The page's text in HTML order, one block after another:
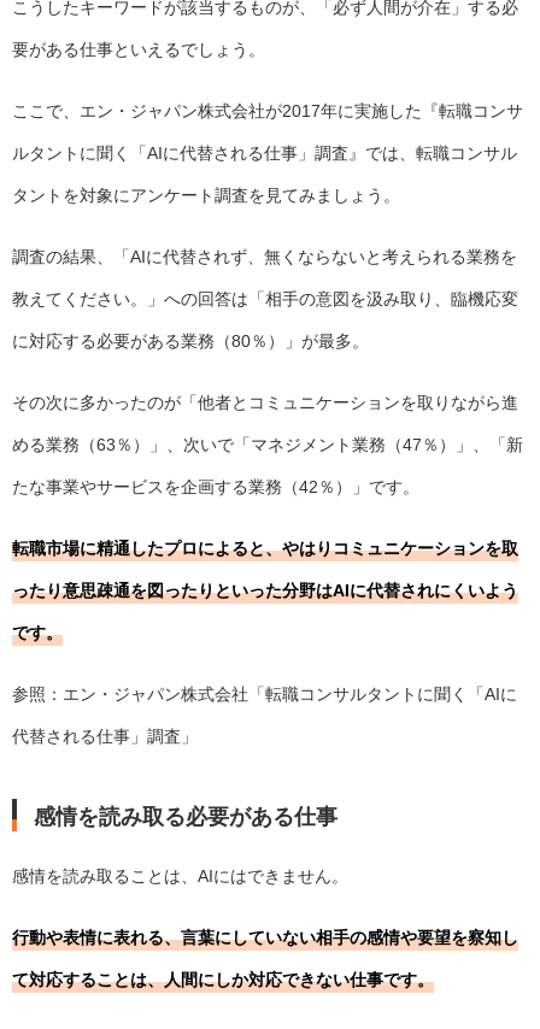
こうしたキーワードが該当するものが、「必ず人間が介在」する必
要がある仕事といえるでしょう。
ここで、エン・ジャパン株式会社が2017年に実施した『転職コンサ
ルタントに聞く「AIに代替される仕事」調査』では、転職コンサル
タントを対象にアンケート調査を見てみましょう。
調査の結果、「AIに代替されず、無くならないと考えられる業務を
教えてください。」への回答は「相手の意図を汲み取り、臨機応変
に対応する必要がある業務（80％）」が最多。
その次に多かったのが「他者とコミュニケーションを取りながら進
める業務（63％）」、次いで「マネジメント業務（47％）」、「新
たな事業やサービスを企画する業務（42％）」です。
転職市場に精通したプロによると、やはりコミュニケーションを取
ったり意思疎通を図ったりといった分野はAIに代替されにくいよう
です。
参照：エン・ジャパン株式会社「転職コンサルタントに聞く「AIに
代替される仕事」調査 」
感情を読み取る必要がある仕事
感情を読み取ることは、AIにはできません。
行動や表情に表れる、言葉にしていない相手の感情や要望を察知し
て対応することは、人間にしか対応できない仕事です。